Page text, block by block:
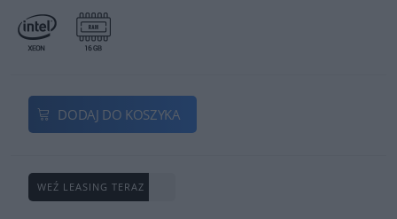
DODAJ DO KOSZYKA
WEŹ LEASING TERAZ